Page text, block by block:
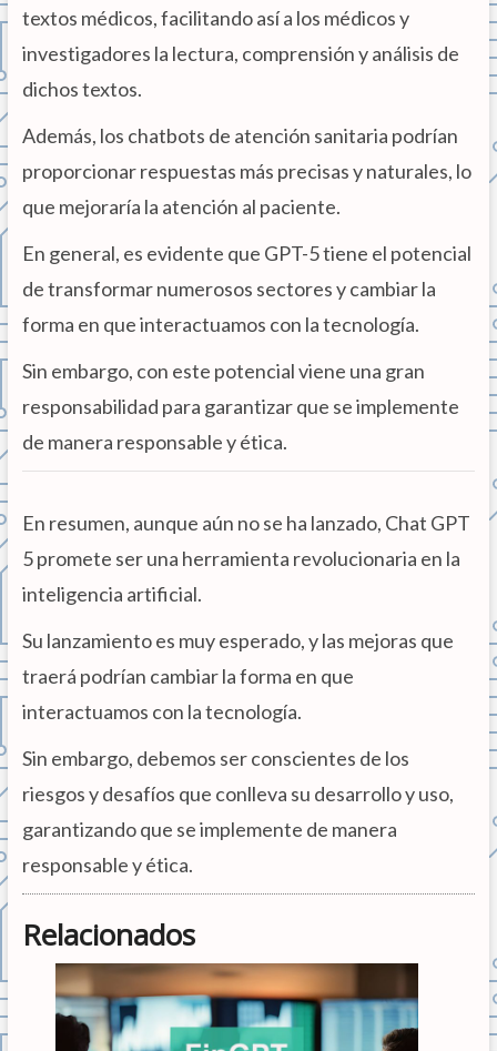
textos médicos, facilitando así a los médicos y
investigadores la lectura, comprensión y análisis de
dichos textos.
Además, los chatbots de atención sanitaria podrían
proporcionar respuestas más precisas y naturales, lo
que mejoraría la atención al paciente.
En general, es evidente que GPT-5 tiene el potencial
de transformar numerosos sectores y cambiar la
forma en que interactuamos con la tecnología.
Sin embargo, con este potencial viene una gran
responsabilidad para garantizar que se implemente
de manera responsable y ética.
En resumen, aunque aún no se ha lanzado, Chat GPT
5 promete ser una herramienta revolucionaria en la
inteligencia artificial.
Su lanzamiento es muy esperado, y las mejoras que
traerá podrían cambiar la forma en que
interactuamos con la tecnología.
Sin embargo, debemos ser conscientes de los
riesgos y desafíos que conlleva su desarrollo y uso,
garantizando que se implemente de manera
responsable y ética.
Relacionados